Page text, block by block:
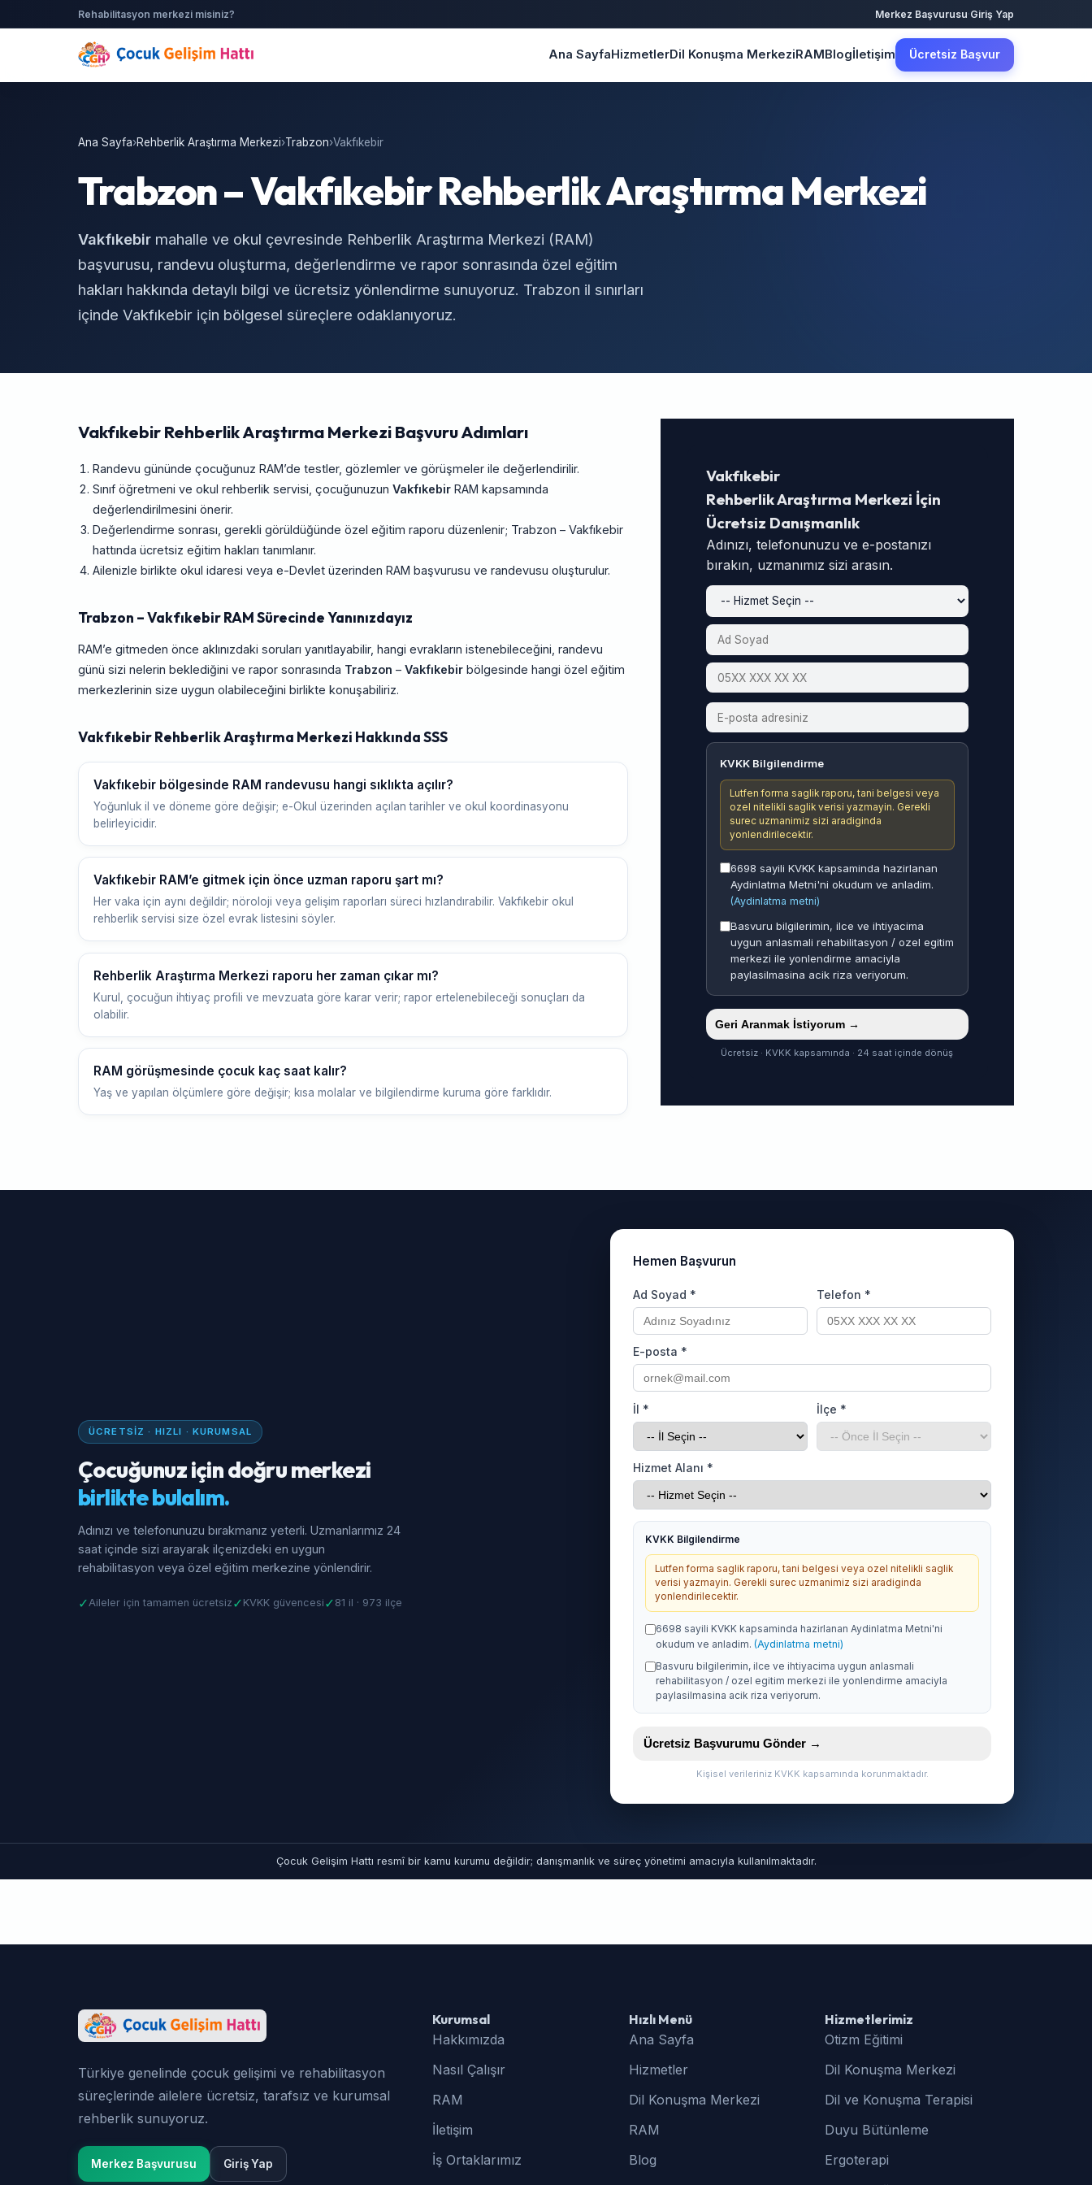
Rehabilitasyon merkezi misiniz? Merkez Başvurusu·Giriş Yap
Ana SayfaHizmetlerDil Konuşma MerkeziRAMBlogİletişim Ücretsiz Başvur
Ana Sayfa›Rehberlik Araştırma Merkezi›Trabzon›Vakfıkebir
Trabzon – Vakfıkebir Rehberlik Araştırma Merkezi
Vakfıkebir mahalle ve okul çevresinde Rehberlik Araştırma Merkezi (RAM)
başvurusu, randevu oluşturma, değerlendirme ve rapor sonrasında özel eğitim
hakları hakkında detaylı bilgi ve ücretsiz yönlendirme sunuyoruz. Trabzon il sınırları
içinde Vakfıkebir için bölgesel süreçlere odaklanıyoruz.
Vakfıkebir Rehberlik Araştırma Merkezi Başvuru Adımları
Randevu gününde çocuğunuz RAM’de testler, gözlemler ve görüşmeler ile değerlendirilir.
Sınıf öğretmeni ve okul rehberlik servisi, çocuğunuzun VakfıkebirRAM kapsamında
değerlendirilmesini önerir.
Değerlendirme sonrası, gerekli görüldüğünde özel eğitim raporu düzenlenir; Trabzon – Vakfıkebir
hattında ücretsiz eğitim hakları tanımlanır.
Ailenizle birlikte okul idaresi veya e-Devlet üzerinden RAM başvurusu ve randevusu oluşturulur.
Trabzon – Vakfıkebir RAM Sürecinde Yanınızdayız
RAM’e gitmeden önce aklınızdaki soruları yanıtlayabilir, hangi evrakların istenebileceğini, randevu
günü sizi nelerin beklediğini ve rapor sonrasında Trabzon – Vakfıkebir bölgesinde hangi özel eğitim
merkezlerinin size uygun olabileceğini birlikte konuşabiliriz.
Vakfıkebir Rehberlik Araştırma Merkezi Hakkında SSS
Vakfıkebir bölgesinde RAM randevusu hangi sıklıkta açılır?
Yoğunluk il ve döneme göre değişir; e-Okul üzerinden açılan tarihler ve okul koordinasyonu
belirleyicidir.
Vakfıkebir RAM’e gitmek için önce uzman raporu şart mı?
Her vaka için aynı değildir; nöroloji veya gelişim raporları süreci hızlandırabilir. Vakfıkebir okul
rehberlik servisi size özel evrak listesini söyler.
Rehberlik Araştırma Merkezi raporu her zaman çıkar mı?
Kurul, çocuğun ihtiyaç profili ve mevzuata göre karar verir; rapor ertelenebileceği sonuçları da
olabilir.
RAM görüşmesinde çocuk kaç saat kalır?
Yaş ve yapılan ölçümlere göre değişir; kısa molalar ve bilgilendirme kuruma göre farklıdır.
Vakfıkebir
Rehberlik Araştırma Merkezi İçin
Ücretsiz Danışmanlık
Adınızı, telefonunuzu ve e-postanızı
bırakın, uzmanımız sizi arasın.
KVKK Bilgilendirme
Lutfen forma saglik raporu, tani belgesi veya
ozel nitelikli saglik verisi yazmayin. Gerekli
surec uzmanimiz sizi aradiginda
yonlendirilecektir.
6698 sayili KVKK kapsaminda hazirlanan
Aydinlatma Metni'ni okudum ve anladim.
(Aydinlatma metni)
Basvuru bilgilerimin, ilce ve ihtiyacima
uygun anlasmali rehabilitasyon / ozel egitim
merkezi ile yonlendirme amaciyla
paylasilmasina acik riza veriyorum.
Geri Aranmak İstiyorum →
Ücretsiz · KVKK kapsamında · 24 saat içinde dönüş
ÜCRETSIZ · HIZLI · KURUMSAL
Çocuğunuz için doğru merkezi
birlikte bulalım.
Adınızı ve telefonunuzu bırakmanız yeterli. Uzmanlarımız 24
saat içinde sizi arayarak ilçenizdeki en uygun
rehabilitasyon veya özel eğitim merkezine yönlendirir.
✓Aileler için tamamen ücretsiz ✓ KVKK güvencesi ✓ 81 il · 973 ilçe
Hemen Başvurun
Ad Soyad * Telefon *
E-posta *
İl * İlçe *
Hizmet Alanı *
KVKK Bilgilendirme
Lutfen forma saglik raporu, tani belgesi veya ozel nitelikli saglik
verisi yazmayin. Gerekli surec uzmanimiz sizi aradiginda
yonlendirilecektir.
6698 sayili KVKK kapsaminda hazirlanan Aydinlatma Metni'ni
okudum ve anladim. (Aydinlatma metni)
Basvuru bilgilerimin, ilce ve ihtiyacima uygun anlasmali
rehabilitasyon / ozel egitim merkezi ile yonlendirme amaciyla
paylasilmasina acik riza veriyorum.
Ücretsiz Başvurumu Gönder →
Kişisel verileriniz KVKK kapsamında korunmaktadır.
Çocuk Gelişim Hattı resmî bir kamu kurumu değildir; danışmanlık ve süreç yönetimi amacıyla kullanılmaktadır.
Türkiye genelinde çocuk gelişimi ve rehabilitasyon
süreçlerinde ailelere ücretsiz, tarafsız ve kurumsal
rehberlik sunuyoruz.
Merkez Başvurusu Giriş Yap
Kurumsal
Hakkımızda
Nasıl Çalışır
RAM
İletişim
İş Ortaklarımız
Hızlı Menü
Ana Sayfa
Hizmetler
Dil Konuşma Merkezi
RAM
Blog
Hizmetlerimiz
Otizm Eğitimi
Dil Konuşma Merkezi
Dil ve Konuşma Terapisi
Duyu Bütünleme
Ergoterapi